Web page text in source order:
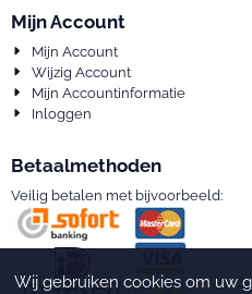
Mijn Account
Mijn Account
Wijzig Account
Mijn Accountinformatie
Inloggen
Betaalmethoden
Veilig betalen met bijvoorbeeld:
Wij gebruiken cookies om uw